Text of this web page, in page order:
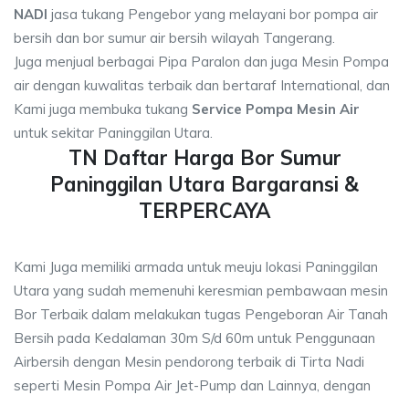
NADI jasa tukang Pengebor yang melayani bor pompa air
bersih dan bor sumur air bersih wilayah Tangerang.
Juga menjual berbagai Pipa Paralon dan juga Mesin Pompa
air dengan kuwalitas terbaik dan bertaraf International, dan
Kami juga membuka tukang Service Pompa Mesin Air
untuk sekitar Paninggilan Utara.
TN Daftar Harga Bor Sumur
Paninggilan Utara Bargaransi &
TERPERCAYA
Kami Juga memiliki armada untuk meuju lokasi Paninggilan
Utara yang sudah memenuhi keresmian pembawaan mesin
Bor Terbaik dalam melakukan tugas Pengeboran Air Tanah
Bersih pada Kedalaman 30m S/d 60m untuk Penggunaan
Airbersih dengan Mesin pendorong terbaik di Tirta Nadi
seperti Mesin Pompa Air Jet-Pump dan Lainnya, dengan